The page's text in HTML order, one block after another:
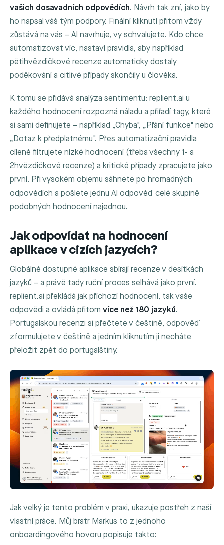
vašich dosavadních odpovědích. Návrh tak zní, jako by
ho napsal váš tým podpory. Finální kliknutí přitom vždy
zůstává na vás – AI navrhuje, vy schvalujete. Kdo chce
automatizovat víc, nastaví pravidla, aby například
pětihvězdičkové recenze automaticky dostaly
poděkování a citlivé případy skončily u člověka.
K tomu se přidává analýza sentimentu: replient.ai u
každého hodnocení rozpozná náladu a přiřadí tagy, které
si sami definujete – například „Chyba", „Přání funkce" nebo
„Dotaz k předplatnému". Přes automatizační pravidla
cíleně filtrujete nízké hodnocení (třeba všechny 1- a
2hvězdičkové recenze) a kritické případy zpracujete jako
první. Při vysokém objemu sáhnete po hromadných
odpovědích a pošlete jednu AI odpověď celé skupině
podobných hodnocení najednou.
Jak odpovídat na hodnocení
aplikace v cizích jazycích?
Globálně dostupné aplikace sbírají recenze v desítkách
jazyků – a právě tady ruční proces selhává jako první.
replient.ai překládá jak příchozí hodnocení, tak vaše
odpovědi a ovládá přitom více než 180 jazyků.
Portugalskou recenzi si přečtete v češtině, odpověď
zformulujete v češtině a jedním kliknutím ji necháte
přeložit zpět do portugalštiny.
Jak velký je tento problém v praxi, ukazuje postřeh z naší
vlastní práce. Můj bratr Markus to z jednoho
onboardingového hovoru popisuje takto: